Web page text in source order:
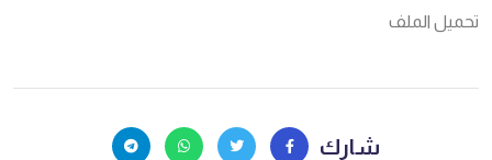
تحميل الملف
شارك